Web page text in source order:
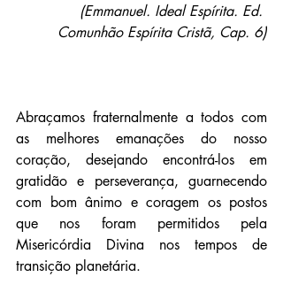
(Emmanuel. Ideal Espírita. Ed.
Comunhão Espírita Cristã, Cap. 6)
Abraçamos fraternalmente a todos com
as melhores emanações do nosso
coração, desejando encontrá-los em
gratidão e perseverança, guarnecendo
com bom ânimo e coragem os postos
que nos foram permitidos pela
Misericórdia Divina nos tempos de
transição planetária.